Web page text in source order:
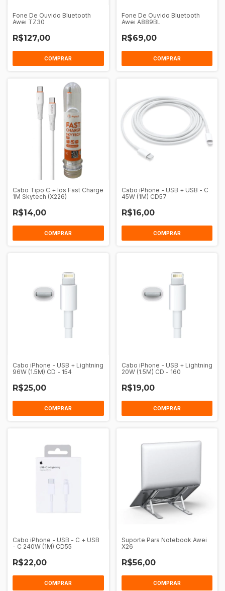
Fone De Ouvido Bluetooth
Awei TZ30
R$127,00
COMPRAR
Fone De Ouvido Bluetooth
Awei A889BL
R$69,00
COMPRAR
Cabo Tipo C + Ios Fast Charge
1M Skytech (X226)
R$14,00
COMPRAR
Cabo iPhone - USB + USB - C
45W (1M) CD57
R$16,00
COMPRAR
Cabo iPhone - USB + Lightning
96W (1.5M) CD - 154
R$25,00
COMPRAR
Cabo iPhone - USB + Lightning
20W (1.5M) CD - 160
R$19,00
COMPRAR
Cabo iPhone - USB - C + USB
- C 240W (1M) CD55
R$22,00
COMPRAR
Suporte Para Notebook Awei
X26
R$56,00
COMPRAR